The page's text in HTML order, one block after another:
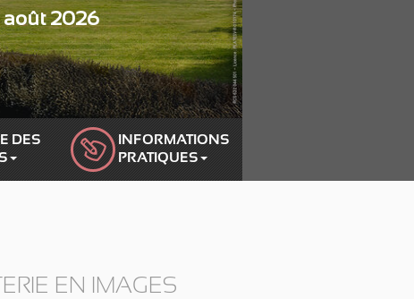
août 2026
DES
INFORMATIONS
PRATIQUES
EN IMAGES